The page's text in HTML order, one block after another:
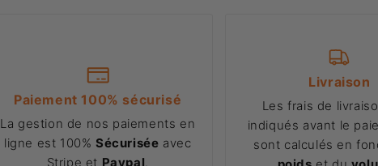
Paiement 100% sécurisé
La gestion de nos paiements en
ligne est 100% Sécurisée avec
Stripe et Paypal.
Livraison
Les frais de
indiqués avant le
sont calculés en